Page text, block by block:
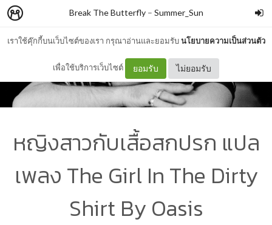
เราใช้คุ๊กกี้บนเว็บไซต์ของเรา กรุณาอ่านและยอมรับนโยบายความเป็นส่วนตัว
เพื่อใช้บริการเว็บไซต์ ยอมรับ ไม่ยอมรับ
Break The Butterfly– Summer_Sun
หญิงสาวกับเสื้อสกปรก แปล
เพลง The Girl In The Dirty
Shirt By Oasis